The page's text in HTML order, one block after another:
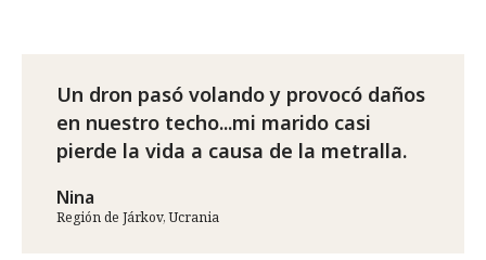
Un dron pasó volando y provocó daños
en nuestro techo...mi marido casi
pierde la vida a causa de la metralla.
Nina
Región de Járkov, Ucrania